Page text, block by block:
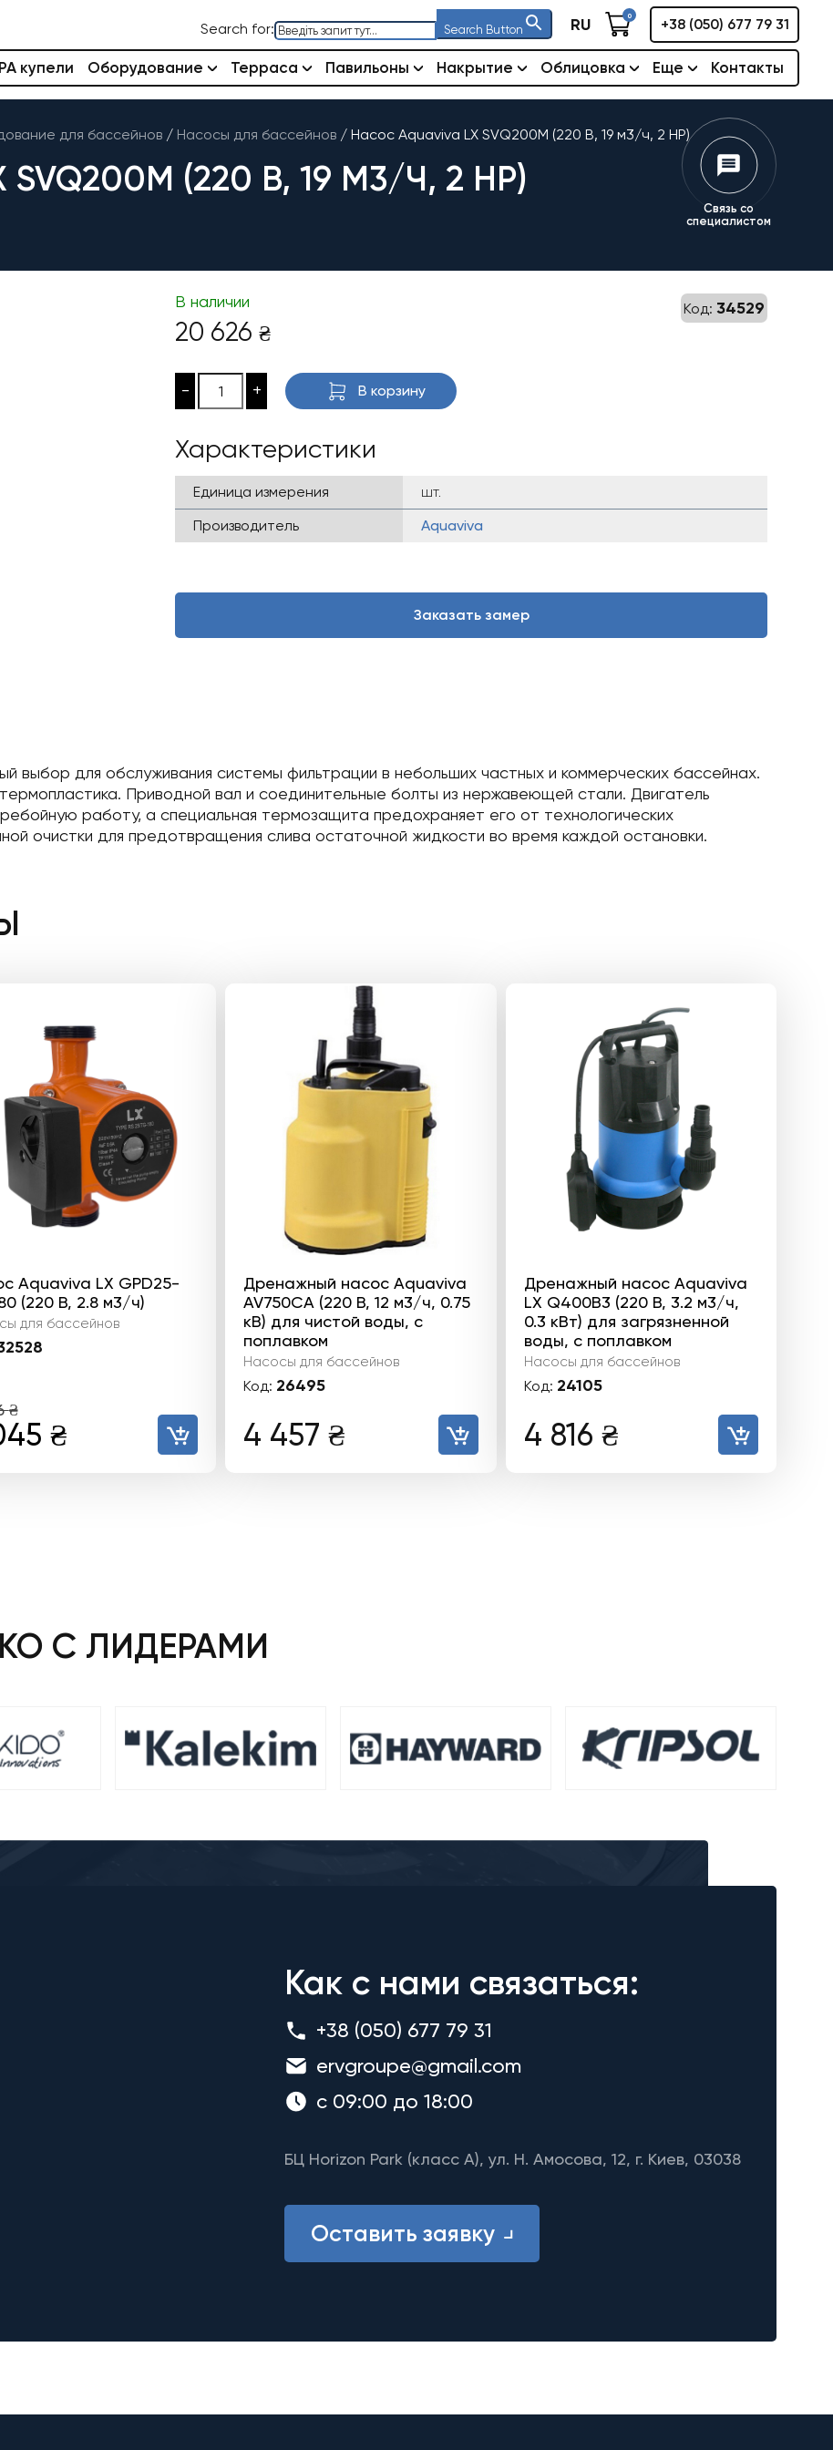
Search for: Search Button RU 0
+38 (050) 677 79 31
купели Оборудование Терраса Павильоны Накрытие Облицовка Еще Контакты
для бассейнов / Насосы для бассейнов / Насос Aquaviva LX SVQ200M (220 В, 19 м3/ч, 2 HP)
(220 В, 19 М3/Ч, 2 HP)
Связь со
специалистом
Код: 34529
В наличии
20 626 ₴
- + В корзину
Характеристики
Единица измерения
шт.
Производитель
Aquaviva
Заказать замер
выбор для обслуживания системы фильтрации в небольших частных и коммерческих бассейнах.
Приводной вал и соединительные болты из нержавеющей стали. Двигатель
работу, а специальная термозащита предохраняет его от технологических
очистки для предотвращения слива остаточной жидкости во время каждой остановки.
Aquaviva LX GPD25-
(220 В, 2.8 м3/ч)
для бассейнов
₴
₴Текущая
Дренажный насос Aquaviva
AV750CA (220 В, 12 м3/ч, 0.75
кВ) для чистой воды, с
поплавком
Насосы для бассейнов
Код: 26495
4 457 ₴
Дренажный насос Aquaviva
LX Q400B3 (220 В, 3.2 м3/ч,
0.3 кВт) для загрязненной
воды, с поплавком
Насосы для бассейнов
Код: 24105
4 816 ₴
С ЛИДЕРАМИ
Как с нами связаться:
+38 (050) 677 79 31
ervgroupe@gmail.com
с 09:00 до 18:00
БЦ Horizon Park (класс A), ул. Н. Амосова, 12, г. Киев, 03038
Оставить заявку